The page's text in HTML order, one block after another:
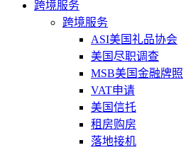
跨境服务
跨境服务
ASI美国礼品协会
美国尽职调查
MSB美国金融牌照
VAT申请
美国信托
租房购房
落地接机